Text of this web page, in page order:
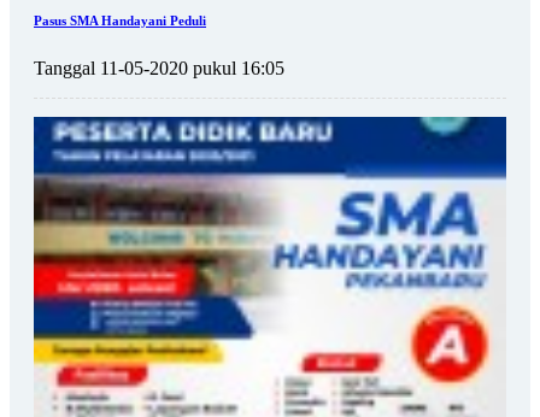
Pasus SMA Handayani Peduli
Tanggal 11-05-2020 pukul 16:05